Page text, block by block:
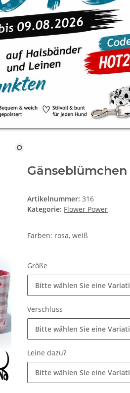
Artikelnummer: 316
Kategorie: Flower Power
Farben: rosa, weiß
Größe
Bitte wählen Sie eine
Verschluss
Bitte wählen Sie eine
Leine dazu?
Bitte wählen Sie eine